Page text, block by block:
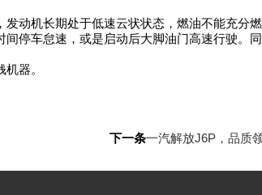
动机长期处于低速云状状态，燃油不能充分
停车怠速，或是启动后大脚油门高速行驶。
器。
下一条一汽解放J6P，品质